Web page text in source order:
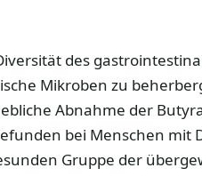
des
Mikroben zu
Abnahme der
bei Menschen mit
Gruppe der